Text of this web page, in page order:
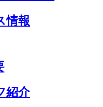
情報
紹介